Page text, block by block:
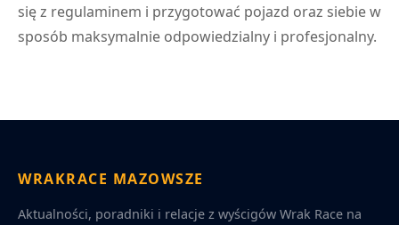
się z regulaminem i przygotować pojazd oraz siebie w
sposób maksymalnie odpowiedzialny i profesjonalny.
WRAKRACE MAZOWSZE
Aktualności, poradniki i relacje z wyścigów Wrak Race na